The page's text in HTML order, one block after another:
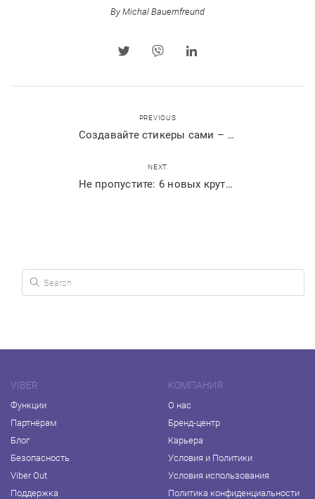
By Michal Bauernfreund
PREVIOUS
Создавайте стикеры сами – расскажите свою историю
NEXT
Не пропустите: 6 новых крутых штук в Viber
Search for:
VIBER
Функции
Партнёрам
Блог
Безопасность
Viber Out
Поддержка
КОМПАНИЯ
О нас
Бренд-центр
Карьера
Условия и Политики
Условия использования
Политика конфиденциальности